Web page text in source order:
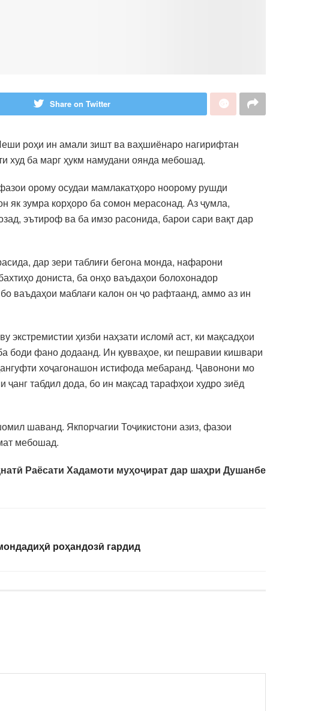
Share on Twitter
роҳи ин амали зишт ва ваҳшиёнаро нагирифтан
худ ба марг ҳукм намудани оянда мебошад.
орому осудаи мамлакатҳоро ноорому рушди
як зумра корҳоро ба сомон мерасонад. Аз ҷумла,
эътироф ва ба имзо расонида, барои сари вақт дар
дар зери таблиғи бегона монда, нафарони
дониста, ба онҳо ваъдаҳои болохонадор
ваъдаҳои маблағи калон он ҷо рафтаанд, аммо аз ин
экстремистии ҳизби наҳзати исломӣ аст, ки мақсадҳои
боди фано додаанд. Ин қувваҳое, ки пешравии кишвари
хоҷагонашон истифода мебаранд. Ҷавонони мо
табдил дода, бо ин мақсад тарафҳои худро зиёд
шаванд. Якпорчагии Тоҷикистони азиз, фазои
мебошад.
Раёсати Хадамоти муҳоҷират дар шаҳри Душанбе
роҳандозӣ гардид